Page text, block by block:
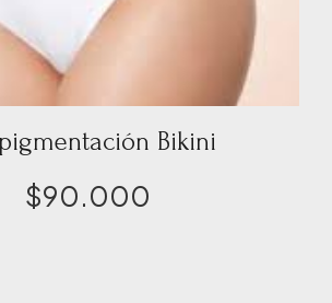
Bikini
$90.000